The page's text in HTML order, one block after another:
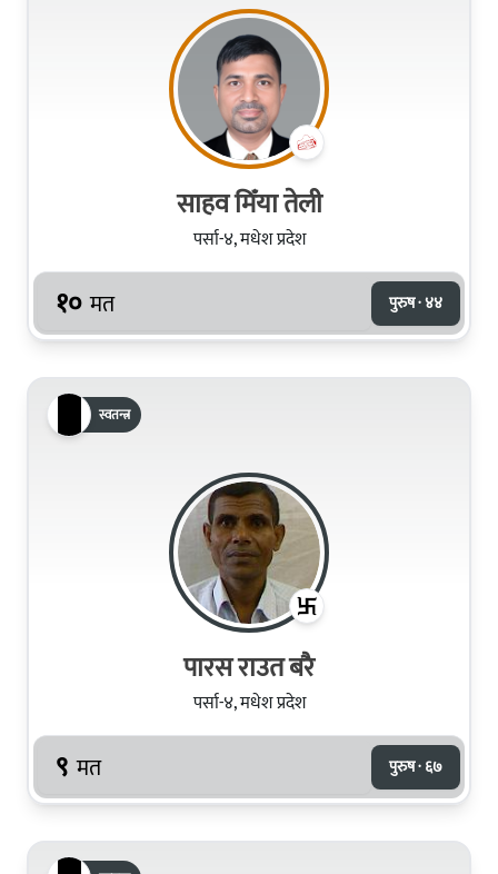
साहव मिँया तेली
पर्सा-४, मधेश प्रदेश
१० मत पुरुष · ४४
स्वतन्त्र
पारस राउत बरै
पर्सा-४, मधेश प्रदेश
९ मत पुरुष · ६७